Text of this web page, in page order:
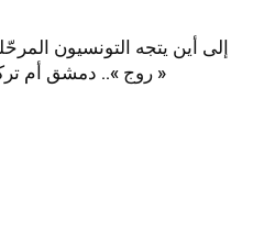
إلى أين يتجه التونسيون
« روج ».. دمشق أم